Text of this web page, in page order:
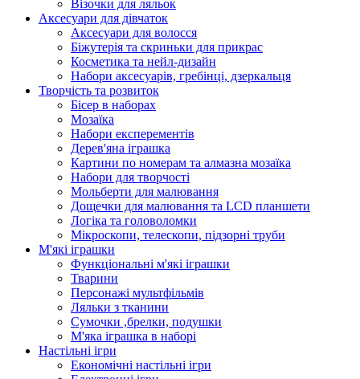
Візочки для ляльок
Аксесуари для дівчаток
Аксесуари для волосся
Біжутерія та скриньки для прикрас
Косметика та нейл-дизайн
Набори аксесуарів, гребінці, дзеркальця
Творчість та розвиток
Бісер в наборах
Мозаїка
Набори експерементів
Дерев'яна іграшка
Картини по номерам та алмазна мозаїка
Набори для творчості
Мольберти для малювання
Дощечки для малювання та LCD планшети
Логіка та головоломки
Мікроскопи, телескопи, підзорні труби
М'які іграшки
Функціональні м'які іграшки
Тварини
Персонажі мультфільмів
Ляльки з тканини
Сумочки ,брелки, подушки
М'яка іграшка в наборі
Настільні ігри
Економічні настільні ігри